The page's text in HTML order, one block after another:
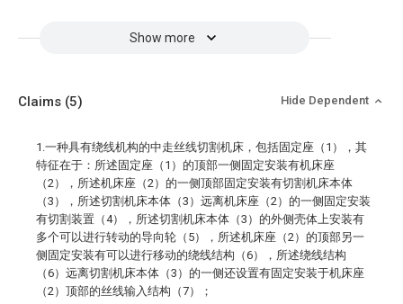
Show more
Claims (5) Hide Dependent
1.一种具有绕线机构的中走丝线切割机床，包括固定座（1），其
特征在于：所述固定座（1）的顶部一侧固定安装有机床座
（2），所述机床座（2）的一侧顶部固定安装有切割机床本体
（3），所述切割机床本体（3）远离机床座（2）的一侧固定安装
有切割装置（4），所述切割机床本体（3）的外侧壳体上安装有
多个可以进行转动的导向轮（5），所述机床座（2）的顶部另一
侧固定安装有可以进行移动的绕线结构（6），所述绕线结构
（6）远离切割机床本体（3）的一侧还设置有固定安装于机床座
（2）顶部的丝线输入结构（7）；